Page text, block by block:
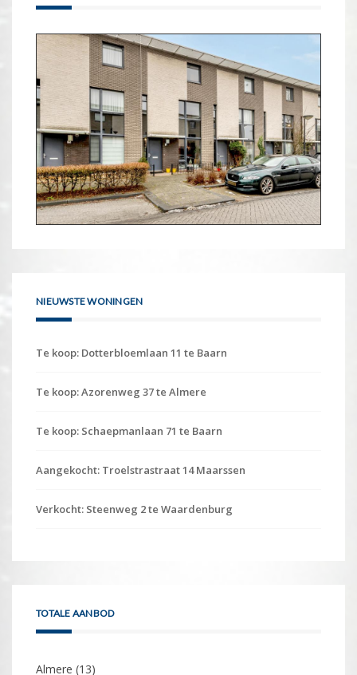
NIEUWSTE WONINGEN
Te koop: Dotterbloemlaan 11 te Baarn
Te koop: Azorenweg 37 te Almere
Te koop: Schaepmanlaan 71 te Baarn
Aangekocht: Troelstrastraat 14 Maarssen
Verkocht: Steenweg 2 te Waardenburg
TOTALE AANBOD
Almere (13)